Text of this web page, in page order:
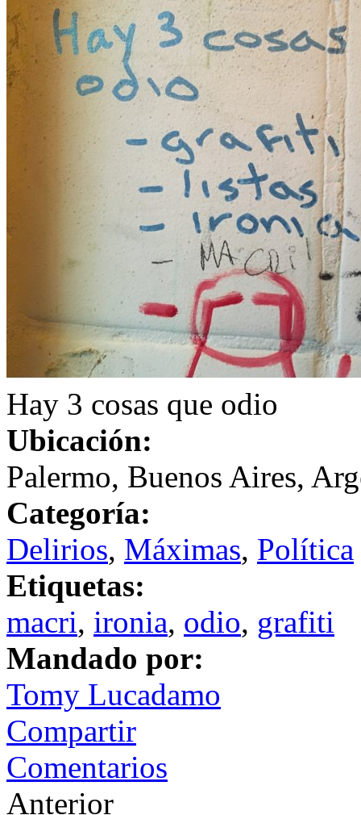
Hay 3 cosas que odio
Ubicación:
Palermo, Buenos Aires,
Categoría:
Delirios, Máximas, Política
Etiquetas:
macri, ironia, odio, grafiti
Mandado por:
Tomy Lucadamo
Compartir
Comentarios
Anterior